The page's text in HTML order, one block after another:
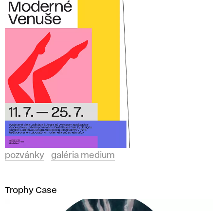
pozvánky galéria medium
Trophy Case